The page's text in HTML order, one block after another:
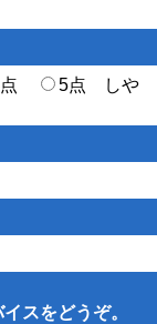
点
5点 しや
スをどうぞ。